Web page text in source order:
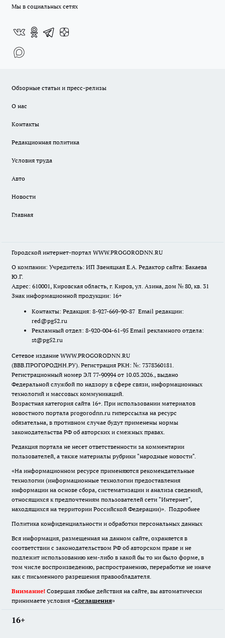
Мы в социальных сетях
Обзорные статьи и пресс-релизы
О нас
Контакты
Редакционная политика
Условия труда
Авто
Новости
Главная
Городской интернет-портал WWW.PROGORODNN.RU
О компании: Учредитель: ИП Звеняцкая Е.А. Редактор сайта: Бакаева
Ю.Г.
Адрес: 610001, Кировская область, г. Киров, ул. Азина, дом № 80, кв. 31
Знак информационной продукции: 16+
Контакты: Редакция: 8-927-669-90-87 Email редакции:
red@pg52.ru
Рекламный отдел: 8-920-004-61-95 Email рекламного отдела:
st@pg52.ru
Сетевое издание WWW.PROGORODNN.RU
(ВВВ.ПРОГОРОДНН.РУ). Регистрация РКН: №: 7378360181.
Регистрационный номер ЭЛ 77-90994 от 10.03.2026., выдано
Федеральной службой по надзору в сфере связи, информационных
технологий и массовых коммуникаций.
Возрастная категория сайта 16+. При использовании материалов
новостного портала progorodnn.ru гиперссылка на ресурс
обязательна, в противном случае будут применены нормы
законодательства РФ об авторских и смежных правах.
Редакция портала не несет ответственности за комментарии
пользователей, а также материалы рубрики "народные новости".
«На информационном ресурсе применяются рекомендательные
технологии (информационные технологии предоставления
информации на основе сбора, систематизации и анализа сведений,
относящихся к предпочтениям пользователей сети "Интернет",
находящихся на территории Российской Федерации)». Подробнее
Политика конфиденциальности и обработки персональных данных
Вся информация, размещенная на данном сайте, охраняется в
соответствии с законодательством РФ об авторском праве и не
подлежит использованию кем-либо в какой бы то ни было форме, в
том числе воспроизведению, распространению, переработке не иначе
как с письменного разрешения правообладателя.
Внимание! Совершая любые действия на сайте, вы автоматически
принимаете условия «Cоглашения»
16+